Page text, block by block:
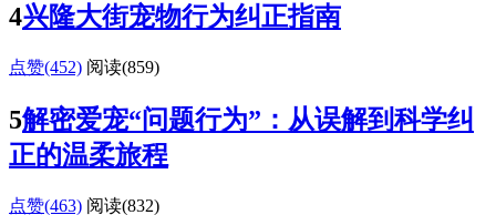
4兴隆大街宠物行为纠正指南
点赞(452) 阅读(859)
5解密爱宠“问题行为”：从误解到科学纠
正的温柔旅程
点赞(463) 阅读(832)